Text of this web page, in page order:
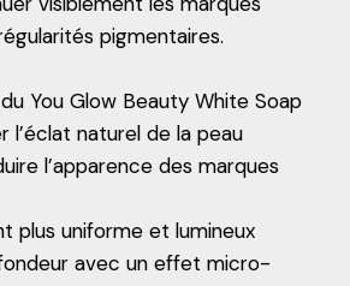
pigmentaires.
You Glow Beauty White Soap
l’éclat naturel de la peau
l’apparence des marques
plus uniforme et lumineux
avec un effet micro-